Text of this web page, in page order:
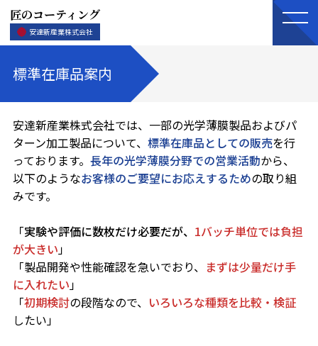
匠のコーティング
安達新産業株式会社
標準在庫品案内
安達新産業株式会社では、一部の光学薄膜製品およびパ
ターン加工製品について、 標準在庫品としての販売を行
っております。 長年の光学薄膜分野での営業活動から、
以下のようなお客様のご要望にお応えするための取り組
みです。
「実験や評価に数枚だけ必要だが、 1バッチ単位では負担
が大きい」
「製品開発や性能確認を急いでおり、 まずは少量だけ手
に入れたい」
「初期検討の段階なので、 いろいろな種類を比較・検証
したい」